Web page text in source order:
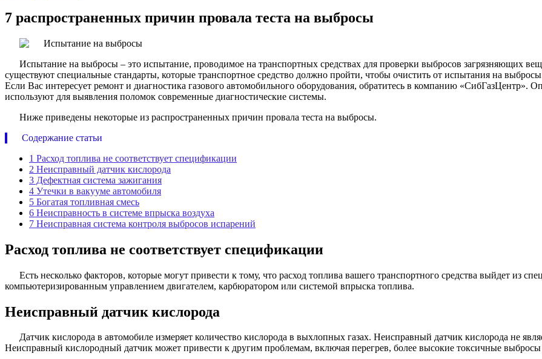
7 распространенных причин провала теста на выбросы
Испытание на выбросы – это испытание, проводимое на транспортных средствах для проверки выбросов загрязняющих
существуют специальные стандарты, которые транспортное средство должно пройти, чтобы очистить от испытания на
Если Вас интересует ремонт и диагностика газового автомобильного оборудования, обратитесь в компанию «СибГазЦентр».
используют для выявления поломок современные диагностические системы.
Ниже приведены некоторые из распространенных причин провала теста на выбросы.
Содержание статьи
1 Расход топлива не соответствует спецификации
2 Неисправный датчик кислорода
3 Дефектная система зажигания
4 Утечки в вакууме автомобиля
5 Богатая топливная смесь
6 Неисправность в системе впрыска воздуха
7 Неисправная система контроля выбросов испарений
Расход топлива не соответствует спецификации
Есть несколько факторов, которые могут привести к тому, что расход топлива вашего транспортного средства выйдет из
компьютеризированным управлением двигателем, карбюратором или системой впрыска топлива.
Неисправный датчик кислорода
Датчик кислорода в автомобиле измеряет количество кислорода в выхлопных газах. Неисправный датчик кислорода не
Неисправный кислородный датчик может привести к другим проблемам, включая перегрев, более высокие токсичные